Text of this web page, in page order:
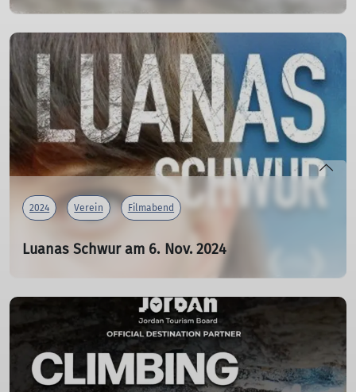
Siegerfilm auf Bergfilmfestivals 2024
mehr erfahren
2024 Verein Filmabend
Luanas Schwur am 6. Nov. 2024
Der Landesverban Berlin zeigt:
Luanas Schwur
The Albanian Virgin/Virgjëresha Shqiptare